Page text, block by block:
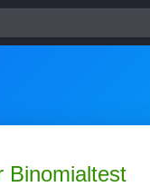
Binomialtest